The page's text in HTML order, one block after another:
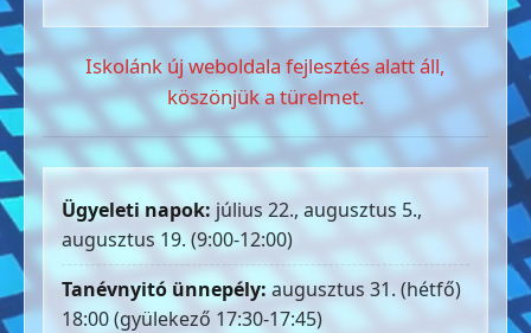
Iskolánk új weboldala fejlesztés alatt áll,
köszönjük a türelmet.
Ügyeleti napok: július 22., augusztus 5.,
augusztus 19. (9:00-12:00)
Tanévnyitó ünnepély: augusztus 31. (hétfő)
18:00 (gyülekező 17:30-17:45)